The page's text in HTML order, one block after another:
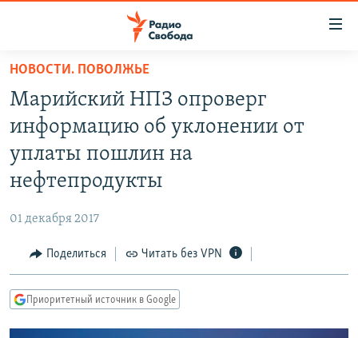
упрощенного
доступа
Вернуться
основному
содержанию
Вернутся
навигации
Вернутся
ПОДКАСТЫ
АВТОРСКИЕ ПРОЕКТЫ
ЦИТАТЫ СВОБОДЫ
КУЛЬТУРА
IDEL.РЕАЛИИ
КАВКАЗ.РЕАЛИИ
НОВОСТИ. ПОВОЛЖЬЕ
Марийский НПЗ опроверг
информацию об уклонении от
уплаты пошлин на
нефтепродукты
01 декабря 2017
Поделиться Читать без VPN
Приоритетный источник в Google